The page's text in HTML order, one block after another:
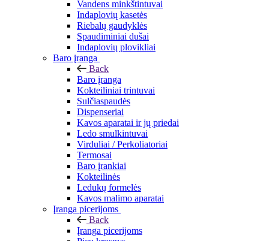
Vandens minkštintuvai
Indaplovių kasetės
Riebalų gaudyklės
Spaudiminiai dušai
Indaplovių plovikliai
Baro įranga
Back
Baro įranga
Kokteiliniai trintuvai
Sulčiaspaudės
Dispenseriai
Kavos aparatai ir jų priedai
Ledo smulkintuvai
Virduliai / Perkoliatoriai
Termosai
Baro įrankiai
Kokteilinės
Ledukų formelės
Kavos malimo aparatai
Įranga picerijoms
Back
Įranga picerijoms